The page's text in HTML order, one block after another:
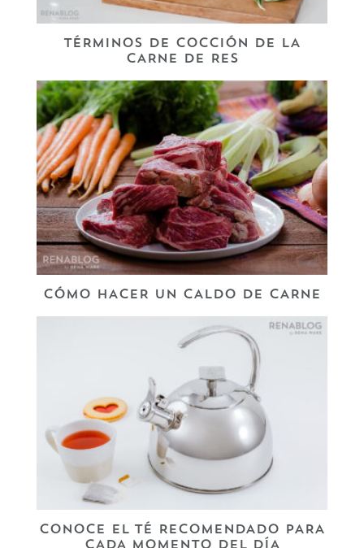
TÉRMINOS DE COCCIÓN DE LA
CARNE DE RES
CÓMO HACER UN CALDO DE CARNE
CONOCE EL TÉ RECOMENDADO PARA